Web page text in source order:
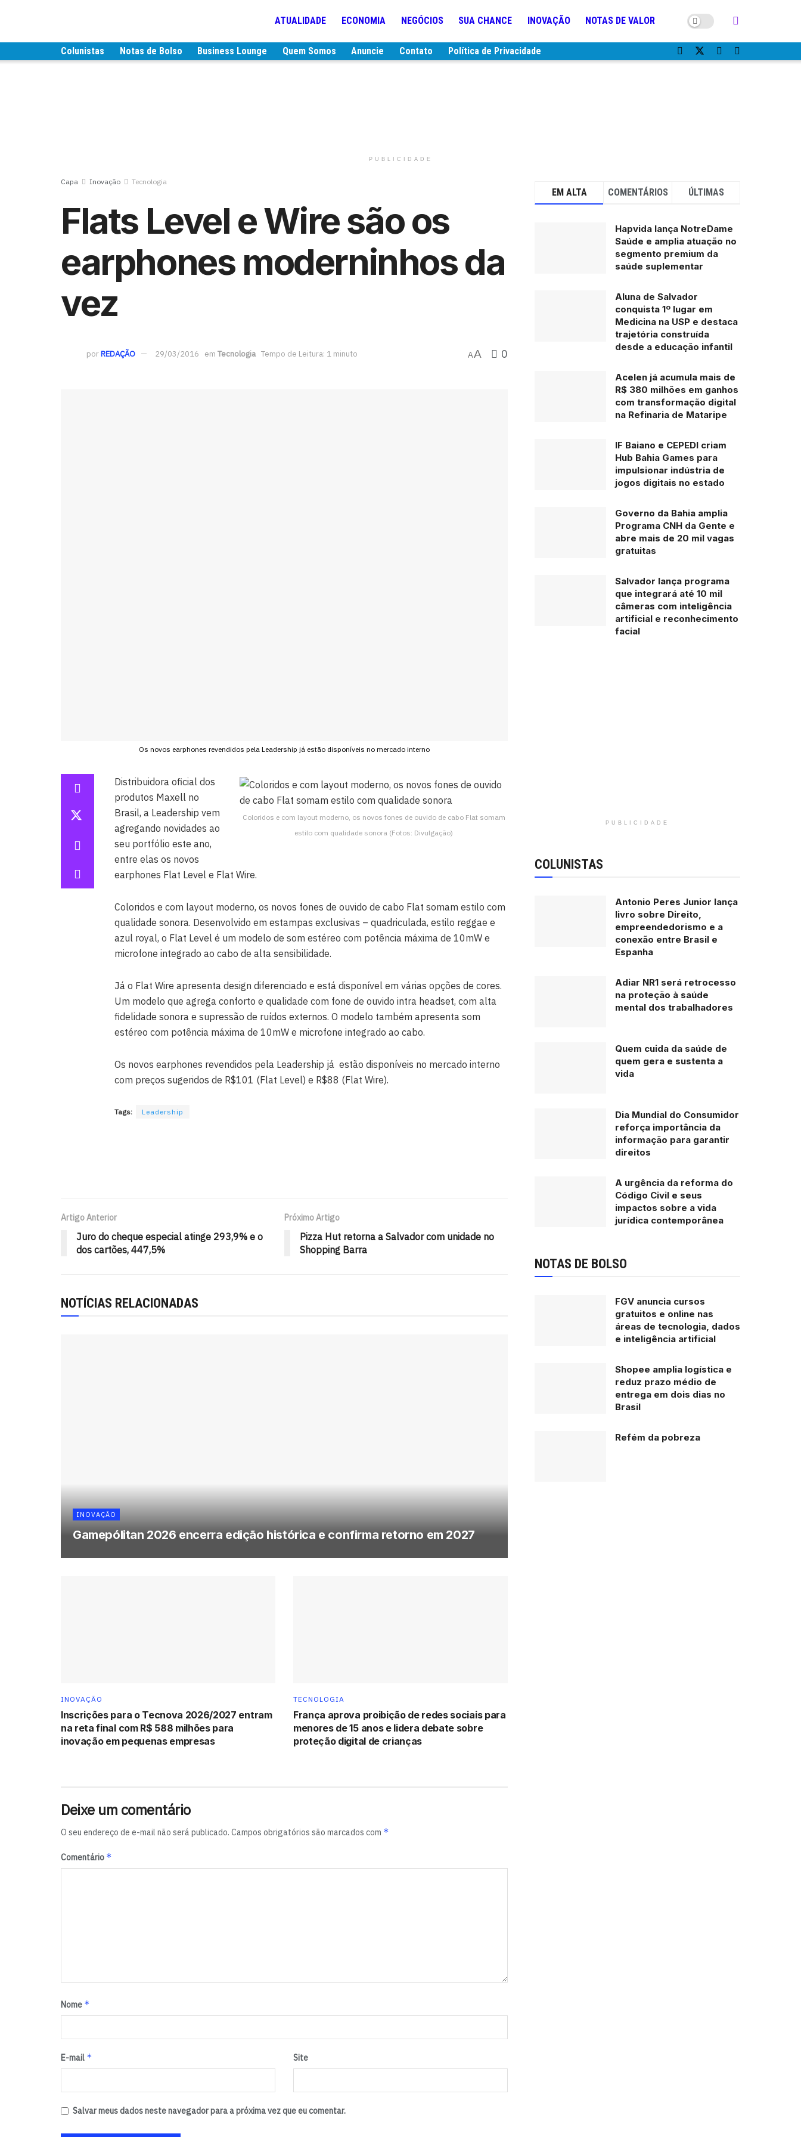
ATUALIDADE ECONOMIA NEGÓCIOS SUA CHANCE INOVAÇÃO NOTAS DE VALOR
Colunistas Notas de Bolso Business Lounge Quem Somos Anuncie Contato Política de Privacidade
PUBLICIDADE
Capa Inovação Tecnologia
Flats Level e Wire são os
earphones moderninhos da
vez
porREDAÇÃO 29/03/2016 em Tecnologia Tempo de Leitura: 1 minuto AA 0
Os novos earphones revendidos pela Leadership já estão disponíveis no mercado interno
Coloridos e com layout moderno, os novos fones de ouvido de cabo Flat somam
estilo com qualidade sonora (Fotos: Divulgação)
Distribuidora oficial dos
produtos Maxell no
Brasil, a Leadership vem
agregando novidades ao
seu portfólio este ano,
entre elas os novos
earphones Flat Level e Flat Wire.
Coloridos e com layout moderno, os novos fones de ouvido de cabo Flat somam estilo com
qualidade sonora. Desenvolvido em estampas exclusivas – quadriculada, estilo reggae e
azul royal, o Flat Level é um modelo de som estéreo com potência máxima de 10mW e
microfone integrado ao cabo de alta sensibilidade.
Já o Flat Wire apresenta design diferenciado e está disponível em várias opções de cores.
Um modelo que agrega conforto e qualidade com fone de ouvido intra headset, com alta
fidelidade sonora e supressão de ruídos externos. O modelo também apresenta som
estéreo com potência máxima de 10mW e microfone integrado ao cabo.
Os novos earphones revendidos pela Leadership já estão disponíveis no mercado interno
com preços sugeridos de R$101 (Flat Level) e R$88 (Flat Wire).
Tags: Leadership
Artigo Anterior
Juro do cheque especial atinge 293,9% e o
dos cartões, 447,5%
Próximo Artigo
Pizza Hut retorna a Salvador com unidade no
Shopping Barra
NOTÍCIAS RELACIONADAS
INOVAÇÃO
Gamepólitan 2026 encerra edição histórica e confirma retorno em 2027
INOVAÇÃO
Inscrições para o Tecnova 2026/2027 entram
na reta final com R$ 588 milhões para
inovação em pequenas empresas
TECNOLOGIA
França aprova proibição de redes sociais para
menores de 15 anos e lidera debate sobre
proteção digital de crianças
Deixe um comentário
O seu endereço de e-mail não será publicado. Campos obrigatórios são marcados com *
Comentário *
Nome *
E-mail * Site
Salvar meus dados neste navegador para a próxima vez que eu comentar.
EM ALTA COMENTÁRIOS ÚLTIMAS
Hapvida lança NotreDame
Saúde e amplia atuação no
segmento premium da
saúde suplementar
Aluna de Salvador
conquista 1º lugar em
Medicina na USP e destaca
trajetória construída
desde a educação infantil
Acelen já acumula mais de
R$ 380 milhões em ganhos
com transformação digital
na Refinaria de Mataripe
IF Baiano e CEPEDI criam
Hub Bahia Games para
impulsionar indústria de
jogos digitais no estado
Governo da Bahia amplia
Programa CNH da Gente e
abre mais de 20 mil vagas
gratuitas
Salvador lança programa
que integrará até 10 mil
câmeras com inteligência
artificial e reconhecimento
facial
PUBLICIDADE
COLUNISTAS
Antonio Peres Junior lança
livro sobre Direito,
empreendedorismo e a
conexão entre Brasil e
Espanha
Adiar NR1 será retrocesso
na proteção à saúde
mental dos trabalhadores
Quem cuida da saúde de
quem gera e sustenta a
vida
Dia Mundial do Consumidor
reforça importância da
informação para garantir
direitos
A urgência da reforma do
Código Civil e seus
impactos sobre a vida
jurídica contemporânea
NOTAS DE BOLSO
FGV anuncia cursos
gratuitos e online nas
áreas de tecnologia, dados
e inteligência artificial
Shopee amplia logística e
reduz prazo médio de
entrega em dois dias no
Brasil
Refém da pobreza